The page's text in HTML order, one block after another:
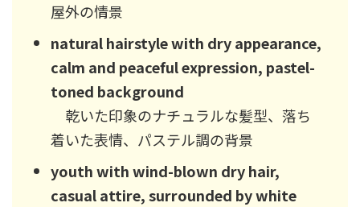
屋外の情景
natural hairstyle with dry appearance,
calm and peaceful expression, pastel-
toned background
乾いた印象のナチュラルな髪型、落ち
着いた表情、パステル調の背景
youth with wind-blown dry hair,
casual attire, surrounded by white